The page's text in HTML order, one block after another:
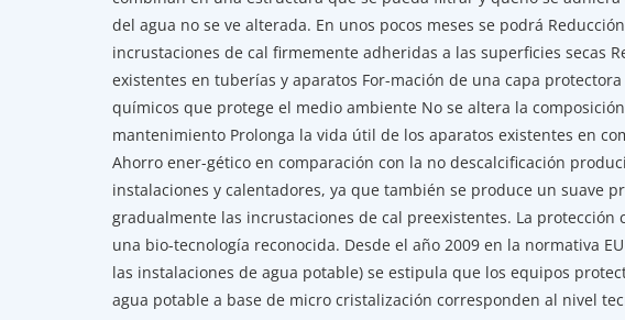
del agua no se ve alterada. En unos pocos meses se podrá
incrustaciones de cal firmemente adheridas a las superficies secas
existentes en tuberías y aparatos For-mación de una capa
químicos que protege el medio ambiente No se altera la
mantenimiento Prolonga la vida útil de los aparatos existentes en
Ahorro ener-gético en comparación con la no descalcificación
instalaciones y calentadores, ya que también se produce un suave
gradualmente las incrustaciones de cal preexistentes. La
una bio-tecnología reconocida. Desde el año 2009 en la normativa
las instalaciones de agua potable) se estipula que los equipos
agua potable a base de micro cristalización corresponden al nivel